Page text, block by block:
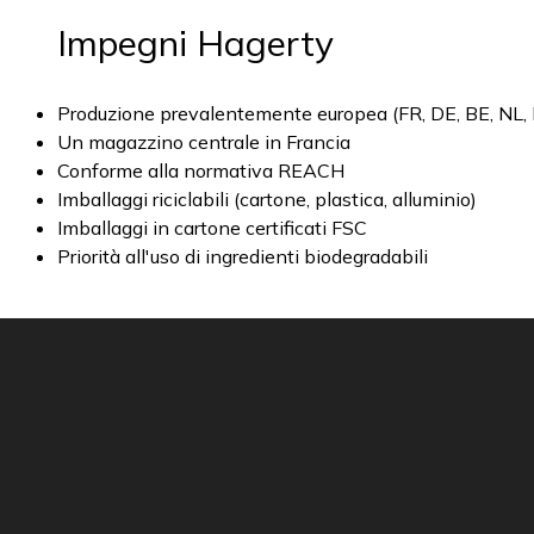
Impegni Hagerty
Produzione prevalentemente europea (FR, DE, BE, NL,
Un magazzino centrale in Francia
Conforme alla normativa REACH
Imballaggi riciclabili (cartone, plastica, alluminio)
Imballaggi in cartone certificati FSC
Priorità all'uso di ingredienti biodegradabili